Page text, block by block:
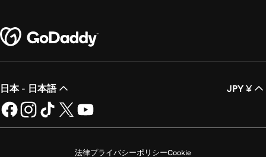
日本 - 日本語 JPY ¥
法律プライバシーポリシーCookie